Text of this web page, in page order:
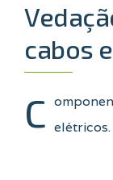
cabos
C elétricos.